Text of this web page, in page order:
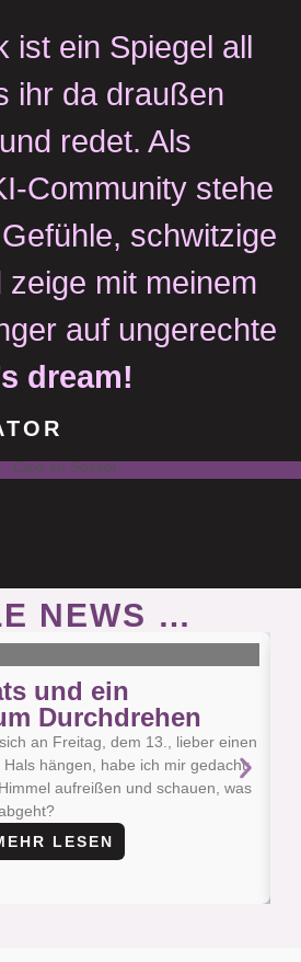
ist ein Spiegel all
ihr da draußen
redet. Als
Community stehe
schwitzige
zeige mit meinem
auf ungerechte
dream!
NEWS …
und ein
Durchdrehen
an Freitag, dem 13., lieber einen
hängen, habe ich mir gedacht:
aufreißen und schauen, was
LESEN